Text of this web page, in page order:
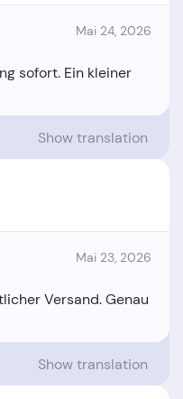
Mai 24, 2026
sofort. Ein kleiner
Show translation
Mai 23, 2026
Versand. Genau
Show translation